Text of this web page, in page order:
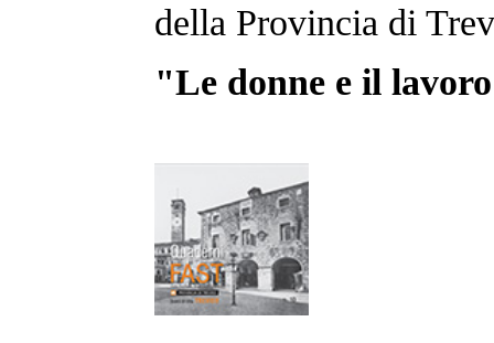
della Provincia di
"Le donne e il